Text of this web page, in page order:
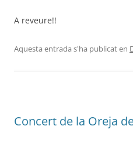
A reveure!!
Aquesta entrada s'ha publicat en
Concert de la Oreja